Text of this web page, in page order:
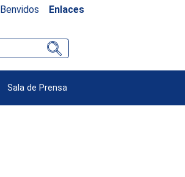
Benvidos Enlaces
Sala de Prensa